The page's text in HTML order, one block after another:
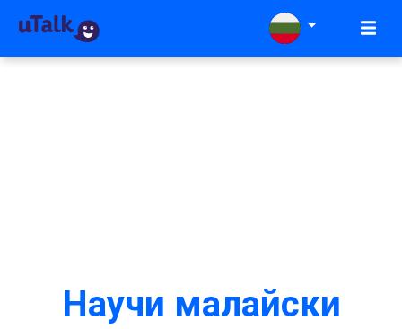
Научи малайски